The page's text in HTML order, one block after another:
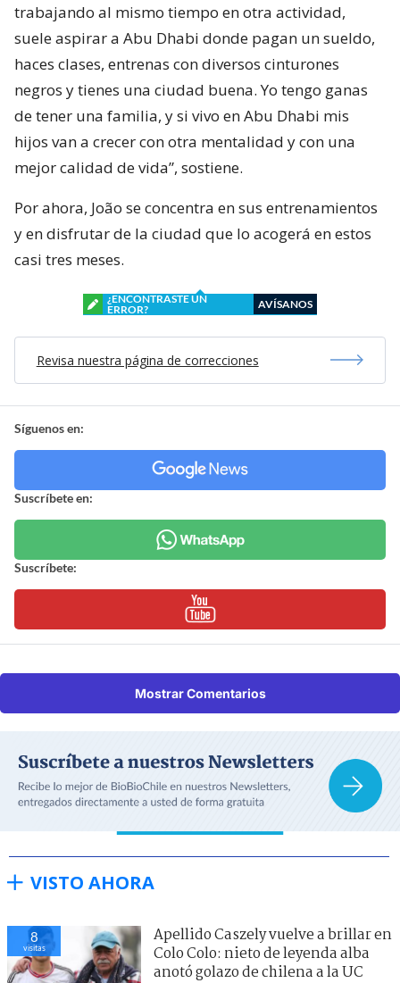
trabajando al mismo tiempo en otra actividad,
suele aspirar a Abu Dhabi donde pagan un sueldo,
haces clases, entrenas con diversos cinturones
negros y tienes una ciudad buena. Yo tengo ganas
de tener una familia, y si vivo en Abu Dhabi mis
hijos van a crecer con otra mentalidad y con una
mejor calidad de vida”, sostiene.
Por ahora, João se concentra en sus entrenamientos
y en disfrutar de la ciudad que lo acogerá en estos
casi tres meses.
¿ENCONTRASTE UN
ERROR?
AVÍSANOS
Revisa nuestra página de correcciones
Síguenos en:
Suscríbete en:
Suscríbete:
Mostrar Comentarios
VISTO AHORA
8
visitas
Apellido Caszely vuelve a brillar en
Colo Colo: nieto de leyenda alba
anotó golazo de chilena a la UC